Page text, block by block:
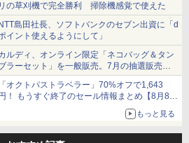
の草刈機で完全勝利 掃除機感覚で使えた
島田社長、ソフトバンクのセブン出資に「d
イント使えるようにして」
ルディ、オンライン限定「ネコバッグ＆タン
ラーセット」を一般販売。7月の抽選販売の
選無効分
オクトパストラベラー」70%オフで1,643
！ もうすぐ終了のセール情報まとめ【8月8日
ンテンドーeショップでは「大神 絶景版」が
もっと見る